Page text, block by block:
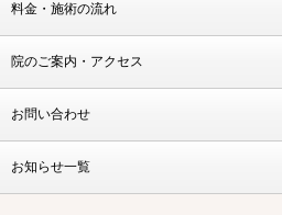
料金・施術の流れ
院のご案内・アクセス
お問い合わせ
お知らせ一覧